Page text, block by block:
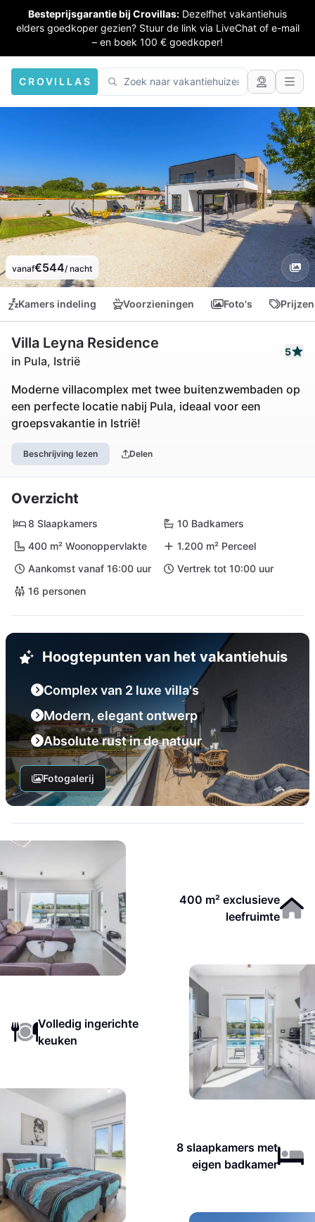
Besteprijsgarantie bij Crovillas: Dezelfhet vakantiehuis
elders goedkoper gezien? Stuur de link via LiveChat of e-mail
– en boek 100 € goedkoper!
CROVILLAS
vanaf€544/ nacht
Kamers indeling Voorzieningen Foto's
Villa Leyna Residence
in Pula, Istrië
5
Moderne villacomplex met twee buitenzwembaden op
een perfecte locatie nabij Pula, ideaal voor een
groepsvakantie in Istrië!
Beschrijving lezen Delen
Overzicht
8 Slaapkamers
10 Badkamers
400 m² Woonoppervlakte
1.200 m² Perceel
Aankomst vanaf 16:00 uur
Vertrek tot 10:00 uur
16 personen
Hoogtepunten van het vakantiehuis
Complex van 2 luxe villa's
Modern, elegant ontwerp
Absolute rust in de natuur
Fotogalerij
400 m² exclusieve
leefruimte
Volledig ingerichte
keuken
8 slaapkamers met
eigen badkamer